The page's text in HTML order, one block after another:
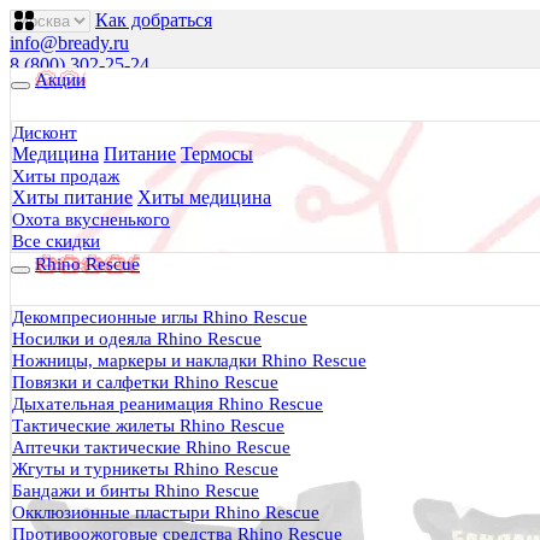
Как добраться
info@bready.ru
8 (800) 302-25-24
Пн 0900- 18
Будь Готов
Магазин походного снаряжения
все для туризма, охоты, рыбалки
Каталог
Акции
Дисконт
Медицина Питание Термосы
Хиты продаж
Хиты питание Хиты медицина
Охота вкусненького
Все скидки
Rhino Rescue
Декомпресионные иглы Rhino Rescue
Носилки и одеяла Rhino Rescue
Ножницы, маркеры и накладки Rhino Rescue
Повязки и салфетки Rhino Rescue
Дыхательная реанимация Rhino Rescue
Тактические жилеты Rhino Rescue
Аптечки тактические Rhino Rescue
Жгуты и турникеты Rhino Rescue
Бандажи и бинты Rhino Rescue
Окклюзионные пластыри Rhino Rescue
Противоожоговые средства Rhino Rescue
0 руб.
0
0
Тактическая медицина
Еда в дорогу